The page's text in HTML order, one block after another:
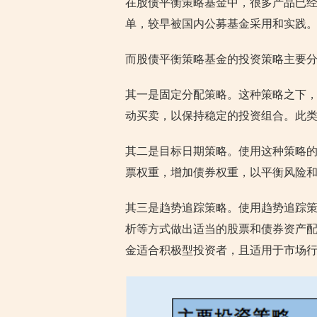
单，较早被国内公募基金采用和实践
而股债平衡策略基金的投资策略主要
其一是固定分配策略。这种策略之下
动买卖，以保持稳定的投资组合。此
其二是目标日期策略。使用这种策略
票权重，增加债券权重，以平衡风险
其三是趋势追踪策略。使用趋势追踪
析等方式做出适当的股票和债券资产
金适合积极型投资者，且适用于市场